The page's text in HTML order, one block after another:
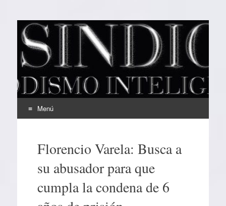
EL SINDICAL
Periodismo Inteligente
Menú
contenidoFlorencio Varela: Busca a
su abusador para que
cumpla la condena de 6